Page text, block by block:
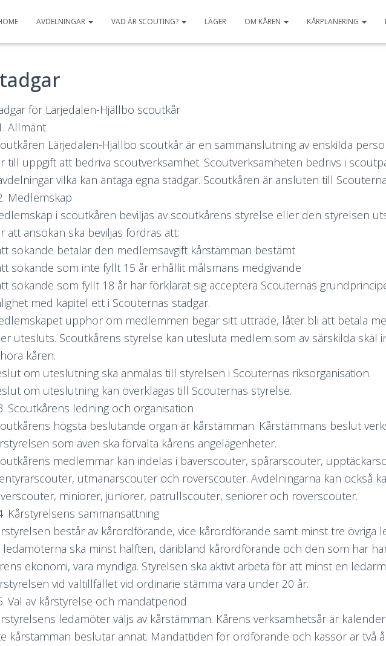
AVDELNINGAR VAD ÄR SCOUTING? LÄGER OM KÅREN KÅRPLANERING
för Lärjedalen-Hjällbo scoutkår
Allmänt
Lärjedalen-Hjällbo scoutkår är en sammanslutning av enskilda
till uppgift att bedriva scoutverksamhet. Scoutverksamheten bedrivs i
vilka kan antaga egna stadgar. Scoutkåren är ansluten till
Medlemskap
i scoutkåren beviljas av scoutkårens styrelse eller den styrelsen
att ansökan ska beviljas fordras att:
sökande betalar den medlemsavgift kårstämman bestämt
sökande som inte fyllt 15 år erhållit målsmans medgivande
sökande som fyllt 18 år har förklarat sig acceptera Scouternas
med kapitel ett i Scouternas stadgar.
upphör om medlemmen begär sitt utträde, låter bli att betala
utesluts. Scoutkårens styrelse kan utesluta medlem som av särskilda skäl
kåren.
om uteslutning ska anmälas till styrelsen i Scouternas riksorganisation.
om uteslutning kan överklagas till Scouternas styrelse.
Scoutkårens ledning och organisation
högsta beslutande organ är kårstämman. Kårstämmans beslut
som även ska förvalta kårens angelägenheter.
medlemmar kan indelas i bäverscouter, spårarscouter,
utmanarscouter och roverscouter. Avdelningarna kan också
miniorer, juniorer, patrullscouter, seniorer och roverscouter.
Kårstyrelsens sammansättning
består av kårordförande, vice kårordförande samt minst tre övriga
ledamöterna ska minst hälften, däribland kårordförande och den som har
ekonomi, vara myndiga. Styrelsen ska aktivt arbeta för att minst en
vid valtillfället vid ordinarie stämma vara under 20 år.
Val av kårstyrelse och mandatperiod
ledamöter väljs av kårstämman. Kårens verksamhetsår är
kårstämman beslutar annat. Mandattiden för ordförande och kassör är två